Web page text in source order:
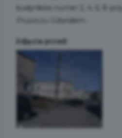
budynków numer 2, 4, 6, 8
Pruszczu Gdańskim.
Zdjęcia przed: